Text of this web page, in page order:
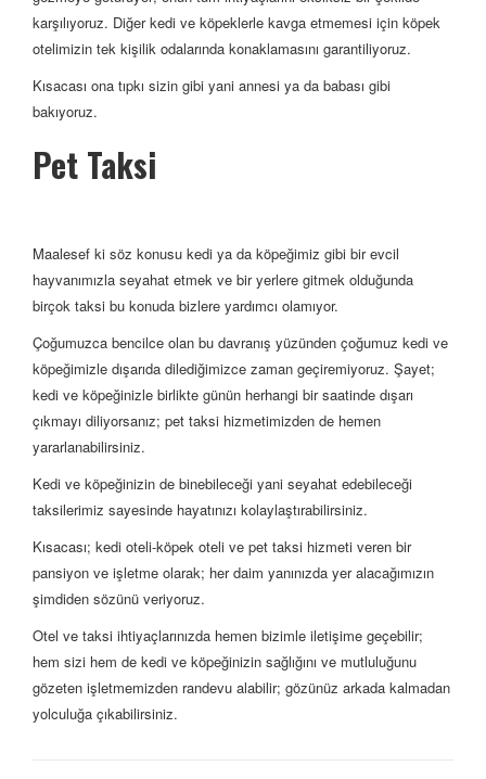
karşılıyoruz. Diğer kedi ve köpeklerle kavga etmemesi için köpek
otelimizin tek kişilik odalarında konaklamasını garantiliyoruz.
Kısacası ona tıpkı sizin gibi yani annesi ya da babası gibi
bakıyoruz.
Pet Taksi
Maalesef ki söz konusu kedi ya da köpeğimiz gibi bir evcil
hayvanımızla seyahat etmek ve bir yerlere gitmek olduğunda
birçok taksi bu konuda bizlere yardımcı olamıyor.
Çoğumuzca bencilce olan bu davranış yüzünden çoğumuz kedi ve
köpeğimizle dışarıda dilediğimizce zaman geçiremiyoruz. Şayet;
kedi ve köpeğinizle birlikte günün herhangi bir saatinde dışarı
çıkmayı diliyorsanız; pet taksi hizmetimizden de hemen
yararlanabilirsiniz.
Kedi ve köpeğinizin de binebileceği yani seyahat edebileceği
taksilerimiz sayesinde hayatınızı kolaylaştırabilirsiniz.
Kısacası; kedi oteli-köpek oteli ve pet taksi hizmeti veren bir
pansiyon ve işletme olarak; her daim yanınızda yer alacağımızın
şimdiden sözünü veriyoruz.
Otel ve taksi ihtiyaçlarınızda hemen bizimle iletişime geçebilir;
hem sizi hem de kedi ve köpeğinizin sağlığını ve mutluluğunu
gözeten işletmemizden randevu alabilir; gözünüz arkada kalmadan
yolculuğa çıkabilirsiniz.